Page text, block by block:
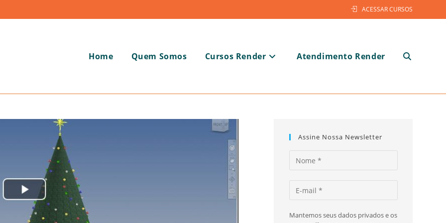
ACESSAR CURSOS
Home Quem Somos Cursos Render Atendimento Render Alternar
Assine Nossa Newsletter
Mantemos seus dados privados e os